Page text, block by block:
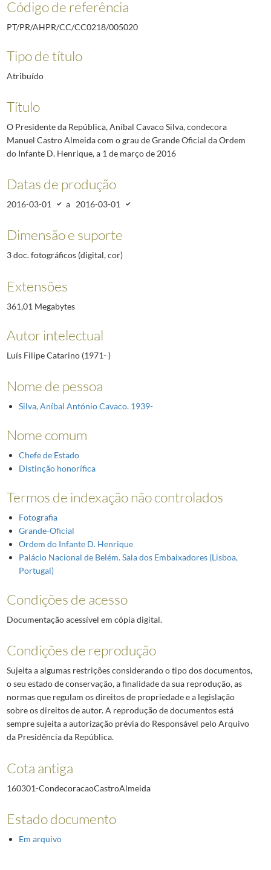
Código de referência
PT/PR/AHPR/CC/CC0218/005020
Tipo de título
Atribuído
Título
O Presidente da República, Aníbal Cavaco Silva, condecora
Manuel Castro Almeida com o grau de Grande Oficial da Ordem
do Infante D. Henrique, a 1 de março de 2016
Datas de produção
2016-03-01 a 2016-03-01
Dimensão e suporte
3 doc. fotográficos (digital, cor)
Extensões
361,01 Megabytes
Autor intelectual
Luís Filipe Catarino (1971- )
Nome de pessoa
Silva, Aníbal António Cavaco. 1939-
Nome comum
Chefe de Estado
Distinção honorífica
Termos de indexação não controlados
Fotografia
Grande-Oficial
Ordem do Infante D. Henrique
Palácio Nacional de Belém. Sala dos Embaixadores (Lisboa,
Portugal)
Condições de acesso
Documentação acessível em cópia digital.
Condições de reprodução
Sujeita a algumas restrições considerando o tipo dos documentos,
o seu estado de conservação, a finalidade da sua reprodução, as
normas que regulam os direitos de propriedade e a legislação
sobre os direitos de autor. A reprodução de documentos está
sempre sujeita a autorização prévia do Responsável pelo Arquivo
da Presidência da República.
Cota antiga
160301-CondecoracaoCastroAlmeida
Estado documento
Em arquivo